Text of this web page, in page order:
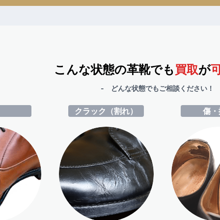
こんな状態の革靴でも買取が
- どんな状態でもご相談ください
クラック（割れ） 傷